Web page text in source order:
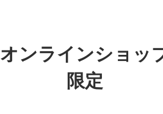
オンラインショッ
限定